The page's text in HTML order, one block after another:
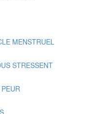
MENSTRUEL
STRESSENT